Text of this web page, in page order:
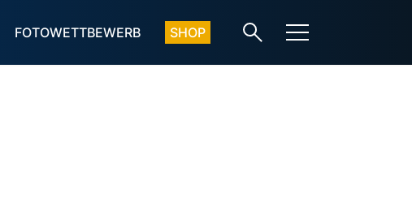
FOTOWETTBEWERB SHOP